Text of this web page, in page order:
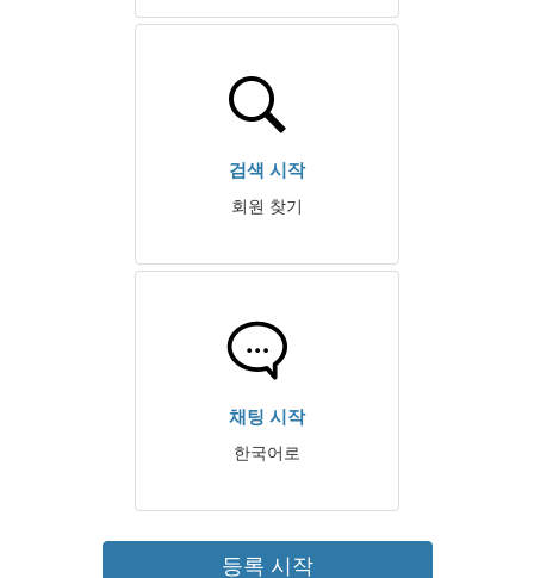
검색 시작
회원 찾기
채팅 시작
한국어로
등록 시작